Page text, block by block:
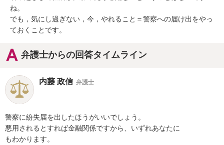
ね。
でも，気にし過ぎない，今，やれること＝警察への届け出をやっ
ておくことです。
弁護士からの回答タイムライン
内藤 政信 弁護士
警察に紛失届を出したほうがいいでしょう。
悪用されるとすれば金融関係ですから、いずれあなたに
もわかります。